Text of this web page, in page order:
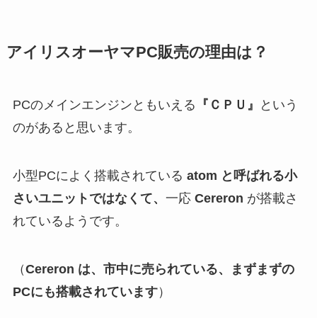
アイリスオーヤマPC販売の理由は？
PCのメインエンジンともいえる 『ＣＰＵ』
という
のがあると思います。
小型PCによく搭載されている atom と呼ばれる小
さいユニットではなくて、 一応Cereron が搭載さ
れているようです。
（Cereron は、市中に売られている、まずまずの
PCにも搭載されています）